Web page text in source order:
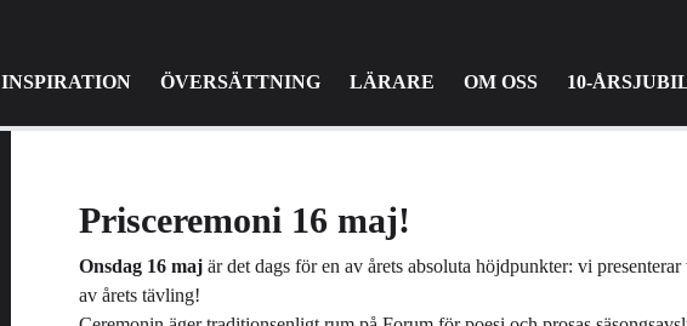
INSPIRATION ÖVERSÄTTNING LÄRARE OM OSS 10-
Prisceremoni 16 maj!
Onsdag 16 maj är det dags för en av årets absoluta höjdpunkter: vi presenterar
av årets tävling!